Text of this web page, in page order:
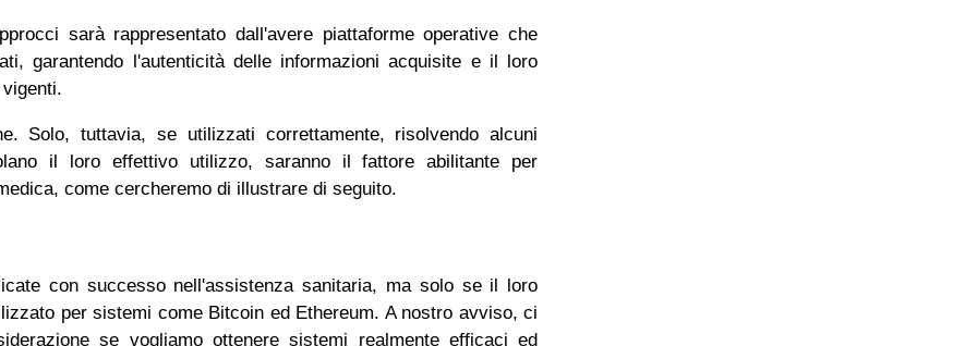
sarà rappresentato dall'avere piattaforme operative che
garantendo l'autenticità delle informazioni acquisite e il loro
Solo, tuttavia, se utilizzati correttamente, risolvendo alcuni
il loro effettivo utilizzo, saranno il fattore abilitante per
come cercheremo di illustrare di seguito.
con successo nell'assistenza sanitaria, ma solo se il loro
per sistemi come Bitcoin ed Ethereum. A nostro avviso, ci
se vogliamo ottenere sistemi realmente efficaci ed